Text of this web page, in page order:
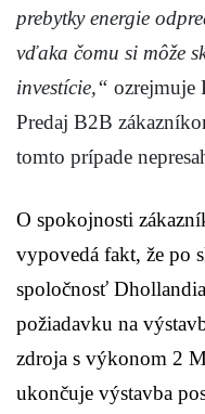
prebytky energie
vďaka čomu si môže
investície,“ ozrejmuje
Predaj B2B
tomto prípade
O spokojnosti
vypovedá fakt, že po
spoločnosť
požiadavku na
zdroja s výkonom 2
ukončuje výstavba